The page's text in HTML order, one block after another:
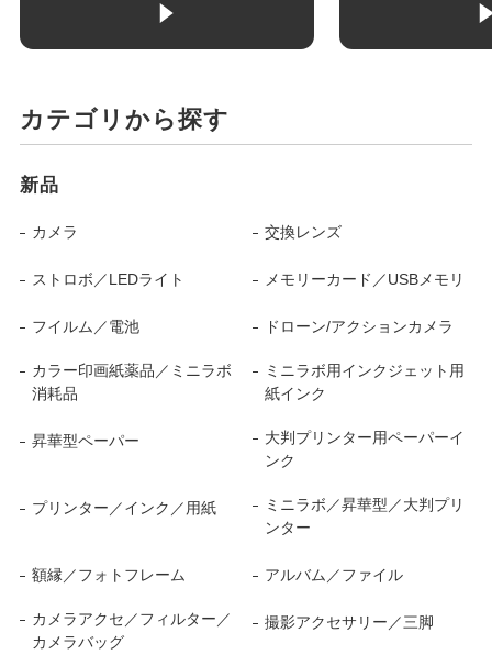
カテゴリから探す
新品
カメラ 交換レンズ
ストロボ／LEDライト メモリーカード／USBメモリ
フイルム／電池 ドローン/アクションカメラ
カラー印画紙薬品／ミニラボ
消耗品
ミニラボ用インクジェット用
紙インク
昇華型ペーパー
大判プリンター用ペーパーイ
ンク
プリンター／インク／用紙
ミニラボ／昇華型／大判プリ
ンター
額縁／フォトフレーム アルバム／ファイル
カメラアクセ／フィルター／
カメラバッグ
撮影アクセサリー／三脚